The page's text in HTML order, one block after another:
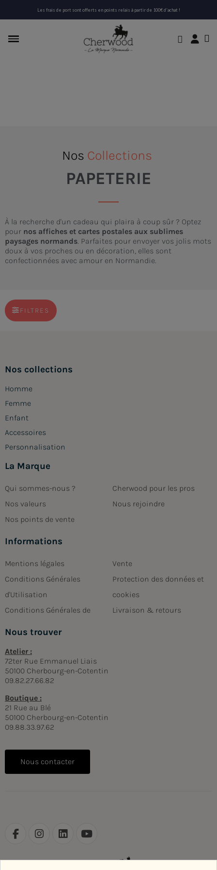
Les frais de port sont offerts en points relais à partir de 100€ d'achat !
Nos Collections
PAPETERIE
À la recherche d'un cadeau qui plaira à coup sûr ? Optez
pour nos affiches et cartes postales aux sublimes
paysages normands. Parfaites pour envoyer vos jolis mots
doux à vos proches ou en décoration, elles sont
confectionnées avec amour en Normandie.
FILTRES
Nos collections
Homme
Femme
Enfant
Accessoires
Personnalisation
La Marque
Qui sommes-nous ?
Nos valeurs
Nos points de vente
Cherwood pour les pros
Nous rejoindre
Informations
Mentions légales
Conditions Générales
d'Utilisation
Conditions Générales de
Vente
Protection des données et
cookies
Livraison & retours
Nous trouver
Atelier :
72ter Rue Emmanuel Liais
50100 Cherbourg-en-Cotentin
09.82.27.66.82
Boutique :
21 Rue au Blé
50100 Cherbourg-en-Cotentin
09.88.33.97.62
Nous contacter